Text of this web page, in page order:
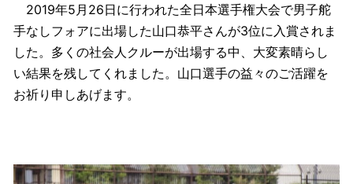
2019年5月26日に行われた全日本選手権大会で男子舵
手なしフォアに出場した山口恭平さんが3位に入賞されま
した。多くの社会人クルーが出場する中、大変素晴らし
い結果を残してくれました。山口選手の益々のご活躍を
お祈り申しあげます。